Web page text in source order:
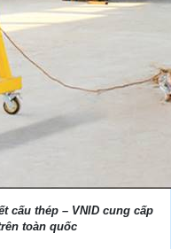
cấu thép – VNID cung cấp
toàn quốc